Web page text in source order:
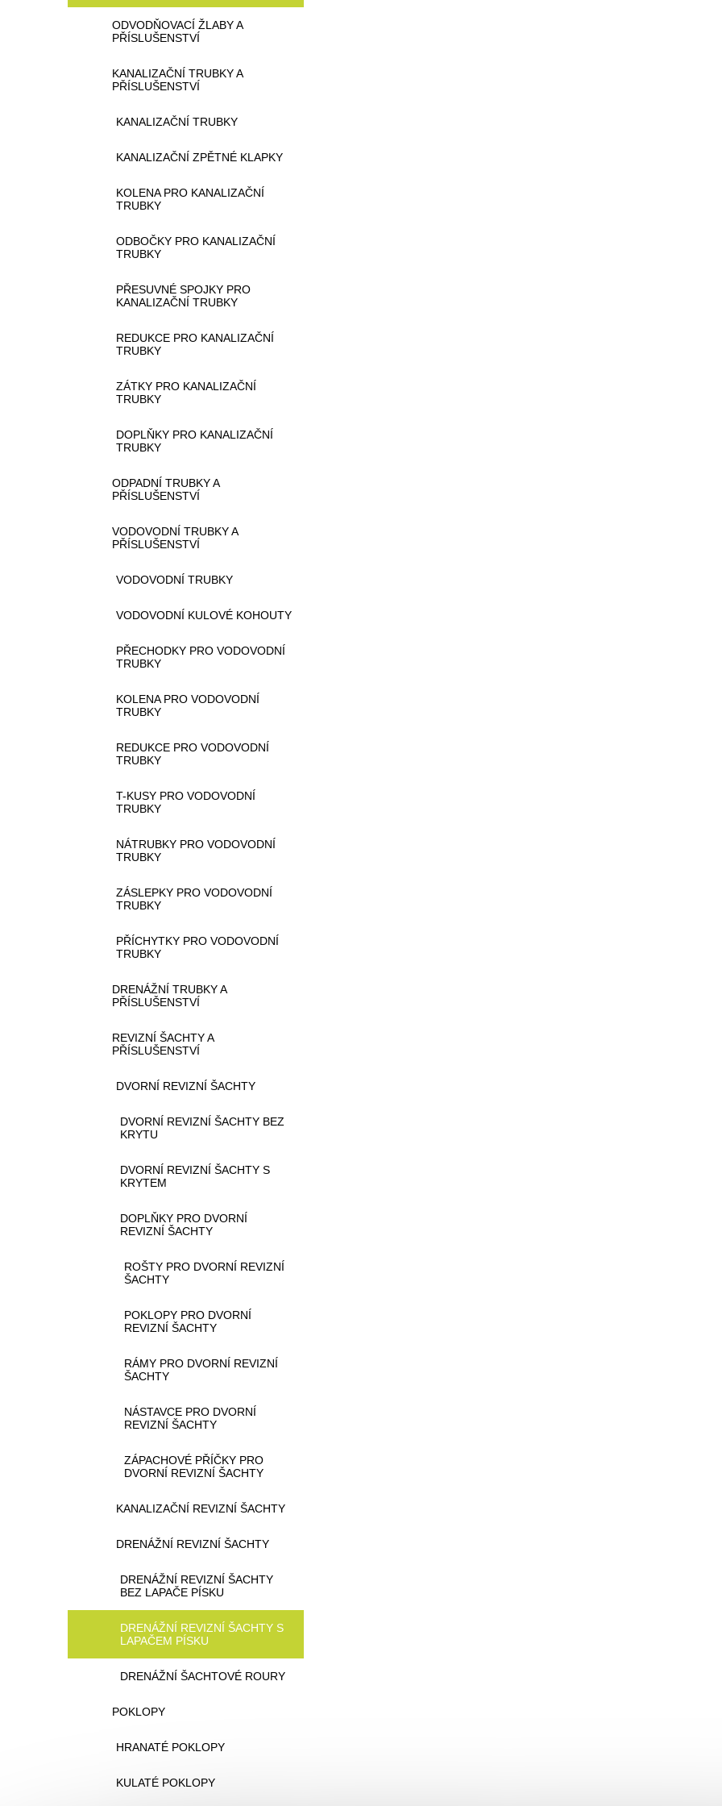
ODVODŇOVACÍ ŽLABY A
PŘÍSLUŠENSTVÍ
KANALIZAČNÍ TRUBKY A
PŘÍSLUŠENSTVÍ
KANALIZAČNÍ TRUBKY
KANALIZAČNÍ ZPĚTNÉ KLAPKY
KOLENA PRO KANALIZAČNÍ
TRUBKY
ODBOČKY PRO KANALIZAČNÍ
TRUBKY
PŘESUVNÉ SPOJKY PRO
KANALIZAČNÍ TRUBKY
REDUKCE PRO KANALIZAČNÍ
TRUBKY
ZÁTKY PRO KANALIZAČNÍ
TRUBKY
DOPLŇKY PRO KANALIZAČNÍ
TRUBKY
ODPADNÍ TRUBKY A
PŘÍSLUŠENSTVÍ
VODOVODNÍ TRUBKY A
PŘÍSLUŠENSTVÍ
VODOVODNÍ TRUBKY
VODOVODNÍ KULOVÉ KOHOUTY
PŘECHODKY PRO VODOVODNÍ
TRUBKY
KOLENA PRO VODOVODNÍ
TRUBKY
REDUKCE PRO VODOVODNÍ
TRUBKY
T-KUSY PRO VODOVODNÍ
TRUBKY
NÁTRUBKY PRO VODOVODNÍ
TRUBKY
ZÁSLEPKY PRO VODOVODNÍ
TRUBKY
PŘÍCHYTKY PRO VODOVODNÍ
TRUBKY
DRENÁŽNÍ TRUBKY A
PŘÍSLUŠENSTVÍ
REVIZNÍ ŠACHTY A
PŘÍSLUŠENSTVÍ
DVORNÍ REVIZNÍ ŠACHTY
DVORNÍ REVIZNÍ ŠACHTY BEZ
KRYTU
DVORNÍ REVIZNÍ ŠACHTY S
KRYTEM
DOPLŇKY PRO DVORNÍ
REVIZNÍ ŠACHTY
ROŠTY PRO DVORNÍ REVIZNÍ
ŠACHTY
POKLOPY PRO DVORNÍ
REVIZNÍ ŠACHTY
RÁMY PRO DVORNÍ REVIZNÍ
ŠACHTY
NÁSTAVCE PRO DVORNÍ
REVIZNÍ ŠACHTY
ZÁPACHOVÉ PŘÍČKY PRO
DVORNÍ REVIZNÍ ŠACHTY
KANALIZAČNÍ REVIZNÍ ŠACHTY
DRENÁŽNÍ REVIZNÍ ŠACHTY
DRENÁŽNÍ REVIZNÍ ŠACHTY
BEZ LAPAČE PÍSKU
DRENÁŽNÍ REVIZNÍ ŠACHTY S
LAPAČEM PÍSKU
DRENÁŽNÍ ŠACHTOVÉ ROURY
POKLOPY
HRANATÉ POKLOPY
KULATÉ POKLOPY